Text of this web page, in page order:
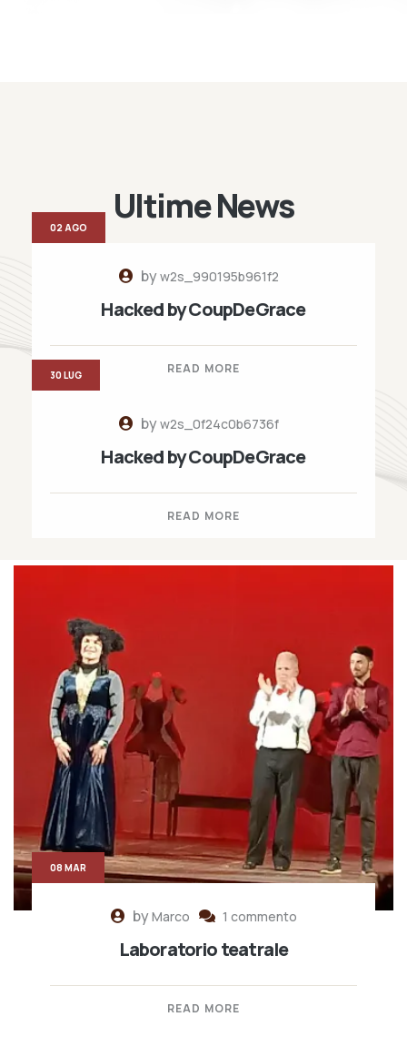
Ultime News
byw2s_990195b961f2
Hacked by CoupDeGrace
READ MORE
02 AGO
byw2s_0f24c0b6736f
Hacked by CoupDeGrace
READ MORE
30 LUG
byMarco 1 commento
Laboratorio teatrale
READ MORE
08 MAR